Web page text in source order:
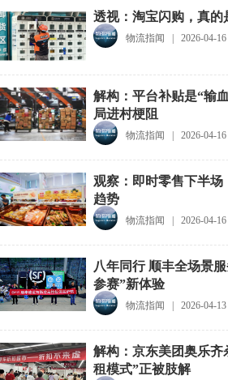
透视：淘宝闪购，真的
物流指闻 2026-04-16
解构：平台补贴是“输
局进村梗阻
物流指闻 | 2026-04-16
观察：即时零售下半场
趋势
物流指闻 | 2026-04-16
八年同行 顺丰全场景
参赛”新体验
物流指闻 | 2026-04-13
解构：京东美团奥乐齐
租模式”正被肢解